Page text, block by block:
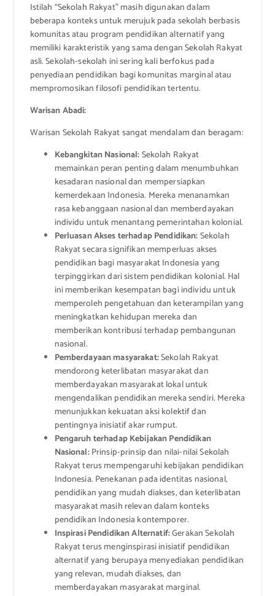
Istilah “Sekolah Rakyat” masih digunakan dalam
beberapa konteks untuk merujuk pada sekolah berbasis
komunitas atau program pendidikan alternatif yang
memiliki karakteristik yang sama dengan Sekolah Rakyat
asli. Sekolah-sekolah ini sering kali berfokus pada
penyediaan pendidikan bagi komunitas marginal atau
mempromosikan filosofi pendidikan tertentu.
Warisan Abadi:
Warisan Sekolah Rakyat sangat mendalam dan beragam:
Kebangkitan Nasional:Sekolah Rakyat
memainkan peran penting dalam menumbuhkan
kesadaran nasional dan mempersiapkan
kemerdekaan Indonesia. Mereka menanamkan
rasa kebanggaan nasional dan memberdayakan
individu untuk menantang pemerintahan kolonial.
Perluasan Akses terhadap Pendidikan:Sekolah
Rakyat secara signifikan memperluas akses
pendidikan bagi masyarakat Indonesia yang
terpinggirkan dari sistem pendidikan kolonial. Hal
ini memberikan kesempatan bagi individu untuk
memperoleh pengetahuan dan keterampilan yang
meningkatkan kehidupan mereka dan
memberikan kontribusi terhadap pembangunan
nasional.
Pemberdayaan masyarakat:Sekolah Rakyat
mendorong keterlibatan masyarakat dan
memberdayakan masyarakat lokal untuk
mengendalikan pendidikan mereka sendiri. Mereka
menunjukkan kekuatan aksi kolektif dan
pentingnya inisiatif akar rumput.
Pengaruh terhadap Kebijakan Pendidikan
Nasional:Prinsip-prinsip dan nilai-nilai Sekolah
Rakyat terus mempengaruhi kebijakan pendidikan
Indonesia. Penekanan pada identitas nasional,
pendidikan yang mudah diakses, dan keterlibatan
masyarakat masih relevan dalam konteks
pendidikan Indonesia kontemporer.
Inspirasi Pendidikan Alternatif:Gerakan Sekolah
Rakyat terus menginspirasi inisiatif pendidikan
alternatif yang berupaya menyediakan pendidikan
yang relevan, mudah diakses, dan
memberdayakan masyarakat marginal.